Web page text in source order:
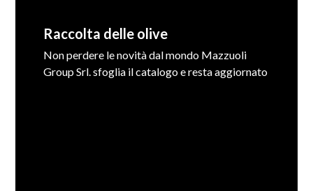
Raccolta delle olive
Non perdere le novità dal mondo Mazzuoli
Group Srl. sfoglia il catalogo e resta aggiornato